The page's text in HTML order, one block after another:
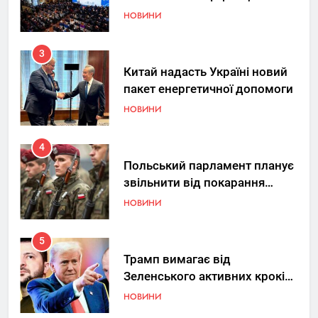
пакет енергетичної допомоги
НОВИНИ
звільнити від покарання
добровольців ЗСУ
НОВИНИ
Зеленського активних кроків
у мирному процесі
НОВИНИ